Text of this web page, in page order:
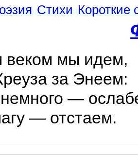
Стихи Короткие
мы идем,
за Энеем:
—
— отстаем.